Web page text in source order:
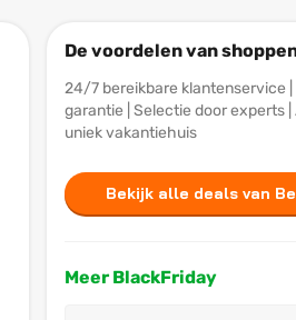
De voordelen van
24/7 bereikbare klantenservice |
garantie | Selectie door experts |
uniek vakantiehuis
Bekijk alle deals van
Meer BlackFriday